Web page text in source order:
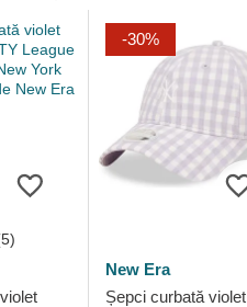
-30%
New Era
Șepci curbată violet